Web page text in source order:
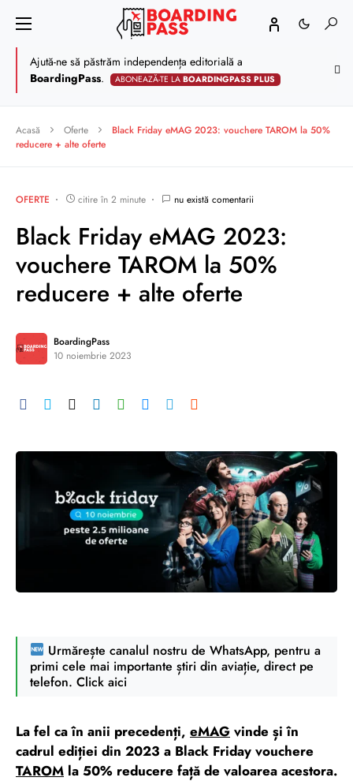
Ajută-ne să păstrăm independența editorială a
BoardingPass. ABONEAZĂ-TE LABOARDINGPASS PLUS
Acasă Oferte
Black Friday eMAG 2023: vouchere TAROM la 50%
reducere + alte oferte
OFERTE citire în 2 minute nu există comentarii
Black Friday eMAG 2023:
vouchere TAROM la 50%
reducere + alte oferte
BoardingPass
10 noiembrie 2023
Urmărește canalul nostru de WhatsApp, pentru a
primi cele mai importante știri din aviație, direct pe
telefon. Click aici
La fel ca în anii precedenți, eMAG vinde și în
cadrul ediției din 2023 a Black Friday vouchere
TAROM la 50% reducere față de valoarea acestora.